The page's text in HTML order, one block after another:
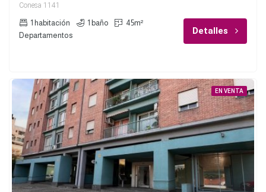
Conesa 1141
1 habitación 1 baño
45m²
Departamentos
Detalles
EN VENTA